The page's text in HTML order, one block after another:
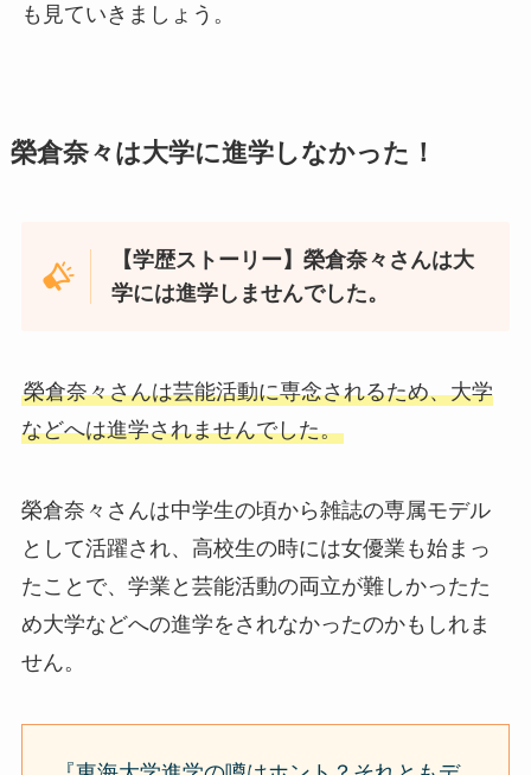
も見ていきましょう。
榮倉奈々は大学に進学しなかった！
【学歴ストーリー】榮倉奈々さんは大
学には進学しませんでした。
榮倉奈々さんは芸能活動に専念されるため、大学
などへは進学されませんでした。
榮倉奈々さんは中学生の頃から雑誌の専属モデル
として活躍され、高校生の時には女優業も始まっ
たことで、学業と芸能活動の両立が難しかったた
め大学などへの進学をされなかったのかもしれま
せん。